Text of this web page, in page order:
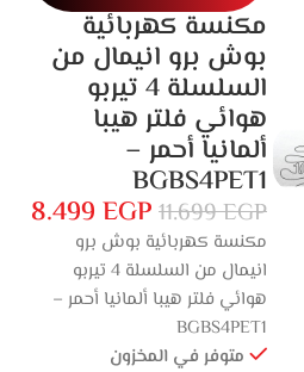
مكنسة كهربائية
بوش برو انيمال من
السلسلة 4 تيربو
هوائي فلتر هيبا
ألمانيا أحمر –
BGBS4PET1
11.699EGP
8.499 EGP
مكنسة كهربائية بوش برو
انيمال من السلسلة 4 تيربو
هوائي فلتر هيبا ألمانيا أحمر –
BGBS4PET1
متوفر في المخزون